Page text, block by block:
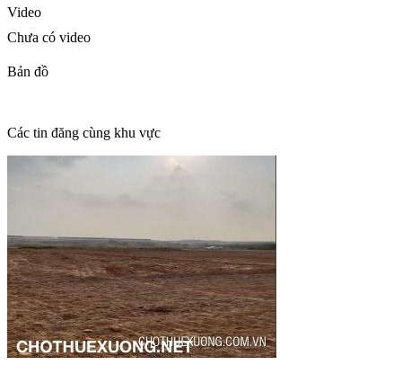
Video
Chưa có video
Bản đồ
Các tin đăng cùng khu vực